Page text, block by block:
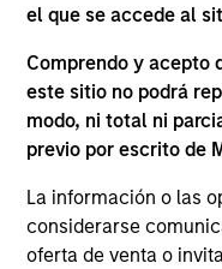
el que se accede al
Comprendo y acepto
este sitio no podrá
modo, ni total ni
previo por escrito de
La información o las
considerarse
oferta de venta o
ARTÍCULOS